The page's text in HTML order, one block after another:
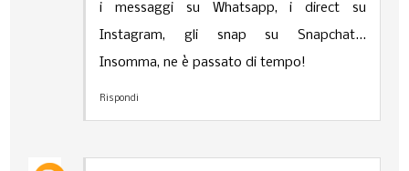
i messaggi su Whatsapp, i direct su
Instagram, gli snap su Snapchat...
Insomma, ne è passato di tempo!
Rispondi